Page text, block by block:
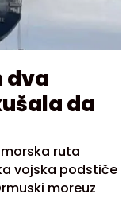
dva
da
ruta
vojska podstiče
moreuz